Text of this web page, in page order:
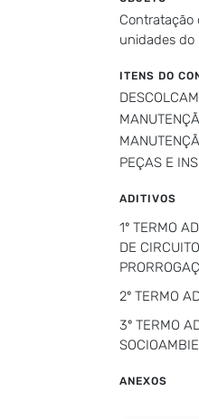
Contratação
unidades do
ITENS DO
PEÇAS E
ADITIVOS
1º TERMO
DE
2º TERMO
3º TERMO
ANEXOS